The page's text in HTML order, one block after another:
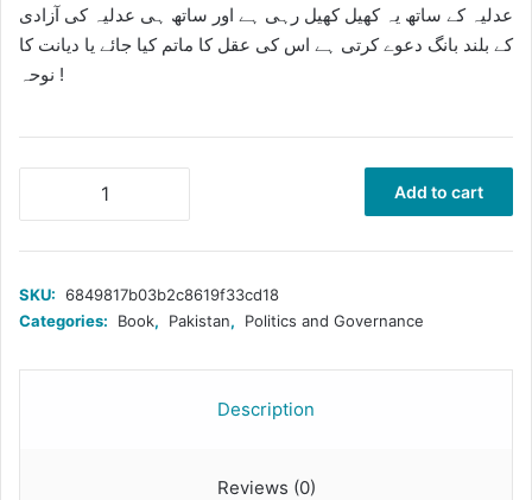
عدلیہ کے ساتھ یہ کھیل کھیل رہی ہے اور ساتھ ہی عدلیہ کی آزادی
کے بلند بانگ دعوے کرتی ہے اس کی عقل کا ماتم کیا جائے یا دیانت کا
نوحہ !
دستوری
quantity
Add to cart
SKU: 6849817b03b2c8619f33cd18
Categories:
Book, Pakistan, Politics and Governance
Description
Reviews (0)